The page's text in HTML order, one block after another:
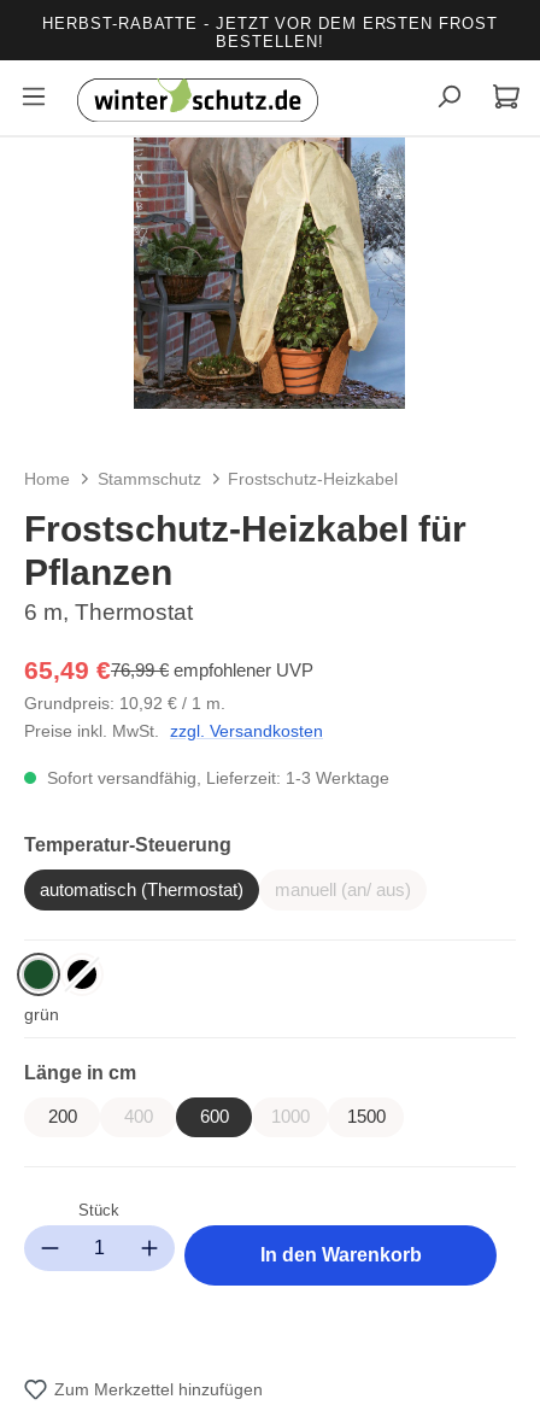
springen
HERBST-RABATTE - JETZT VOR DEM ERSTEN FROST
BESTELLEN!
Bildergalerie überspringen
Home Stammschutz Frostschutz-Heizkabel
Frostschutz-Heizkabel für
Pflanzen
6 m, Thermostat
65,49 €76,99 € empfohlener UVP
Grundpreis: 10,92 € / 1 m.
Preise inkl. MwSt.
zzgl. Versandkosten
Sofort versandfähig, Lieferzeit: 1-3 Werktage
Länge in cmauswählen
200 400(Diese Option ist zurzeit nicht verfügbar.)
600 1000
(Diese Option ist zurzeit nicht
1500
grünschwarz
(Diese Option ist zurzeit nicht verfügbar.)
Temperatur-Steuerung
automatisch (Thermostat) manuell (an/ aus)(Diese Option ist zurzeit
Produkt Anzahl: Gib den gewünschten Wert ein oder benutze die
Stück
In den Warenkorb
Zum Merkzettel hinzufügen